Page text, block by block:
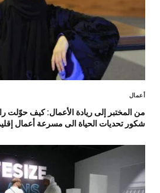
أعمال
من المختبر إلى ريادة الأعمال: كيف حوّلت
شكور تحديات الحياة الى مسرعة أعمال